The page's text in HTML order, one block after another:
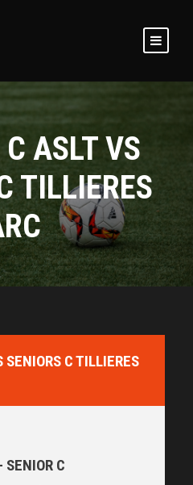
ASLT VS
TILLIERES
SENIORS C TILLIERES
SENIOR C